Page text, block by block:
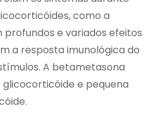
como a
e variados efeitos
a resposta imunológica do
A betametasona
e pequena